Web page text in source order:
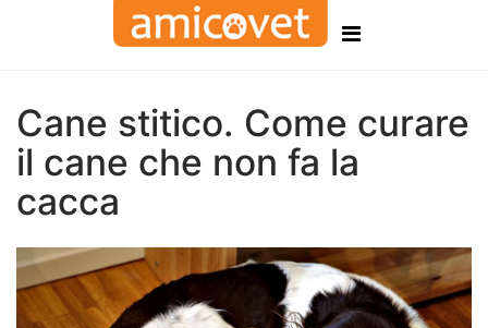
Cane stitico. Come curare
il cane che non fa la
cacca